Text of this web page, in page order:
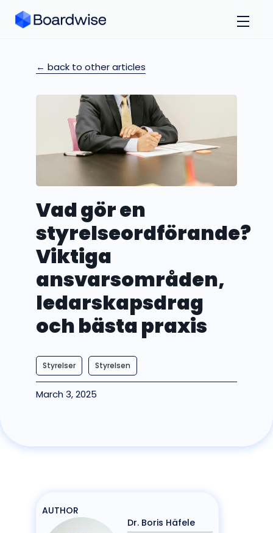
← back to other articles
Vad gör en
styrelseordförande?
Viktiga
ansvarsområden,
ledarskapsdrag
och bästa praxis
Styrelser Styrelsen
March 3, 2025
AUTHOR
Dr. Boris Häfele